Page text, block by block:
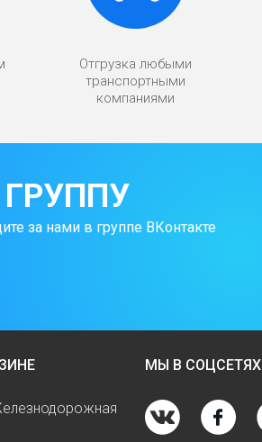
Отгрузка любыми
транспортными
компаниями
за нами в группе ВКонтакте
МЫ В СОЦСЕТЯХ